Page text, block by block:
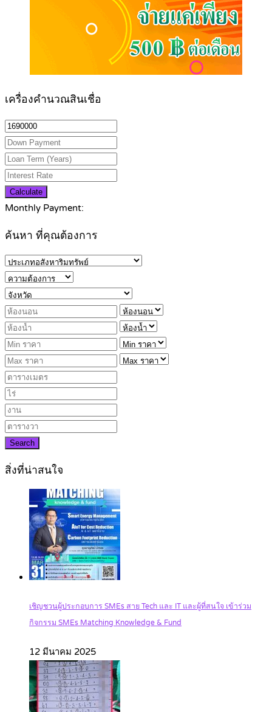
เครื่องคำนวณสินเชื่อ
Calculate
Monthly Payment:
ค้นหา ที่คุณต้องการ
Search
สิ่งที่น่าสนใจ
เชิญชวนผู้ประกอบการ SMEs สาย Tech และ IT และผู้ที่สนใจ เข้าร่วม
กิจกรรม SMEs Matching Knowledge & Fund
12 มีนาคม 2025